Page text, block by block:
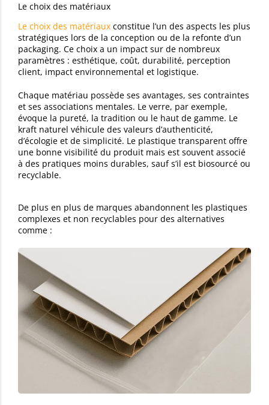
Le choix des matériaux
Le choix des matériaux constitue l’un des aspects les plus
stratégiques lors de la conception ou de la refonte d’un
packaging. Ce choix a un impact sur de nombreux
paramètres : esthétique, coût, durabilité, perception
client, impact environnemental et logistique.
Chaque matériau possède ses avantages, ses contraintes
et ses associations mentales. Le verre, par exemple,
évoque la pureté, la tradition ou le haut de gamme. Le
kraft naturel véhicule des valeurs d’authenticité,
d’écologie et de simplicité. Le plastique transparent offre
une bonne visibilité du produit mais est souvent associé
à des pratiques moins durables, sauf s’il est biosourcé ou
recyclable.
De plus en plus de marques abandonnent les plastiques
complexes et non recyclables pour des alternatives
comme :